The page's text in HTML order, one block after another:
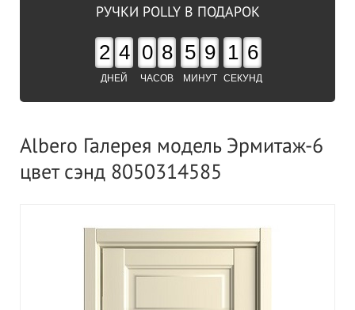
РУЧКИ POLLY В ПОДАРОК
2 4
ДНЕЙ
0 8
ЧАСОВ
5 9
МИНУТ
1 5
СЕКУНД
Albero Галерея модель Эрмитаж-6
цвет сэнд 8050314585